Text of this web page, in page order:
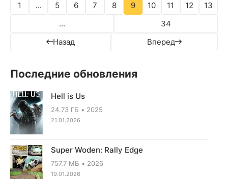
Назад
1 ... 5 6 7 8 9 10 11 12
13
...
34
Вперед
Последние обновления
Hell is Us
24.73 ГБ 2025
21.01.2026
Super Woden: Rally Edge
757.7 МБ 2026
19.01.2026